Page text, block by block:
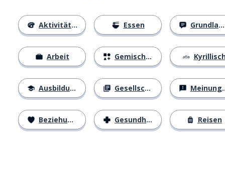
Aktivitäten
Arbeit
Ausbildung
Beziehungen
Essen
Gemischtes
Gesellschaft
Gesundheit
Grundlagen
Meinungen
Reisen